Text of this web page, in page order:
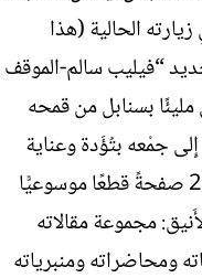
الحالية (هذا
“فيليب سالم-الموقف
مليئًا بسنابل من قمحه
جمْعه بتُؤَدة وعناية
وإِخراجه في هذا السِفْر الجديد من 280 صفحةً قطعًا موسوعيًّا
مجموعة مقالاته
ومحاضراته ومنبرياته